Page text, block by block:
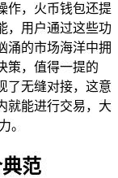
作，火币钱包还提
，用户通过这些功
涌的市场海洋中拥
策，值得一提的
了无缝对接，这意
就能进行交易，大
。
范